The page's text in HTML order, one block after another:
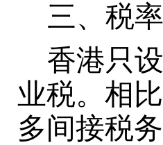
三、税
香港只
业税。相
多间接税